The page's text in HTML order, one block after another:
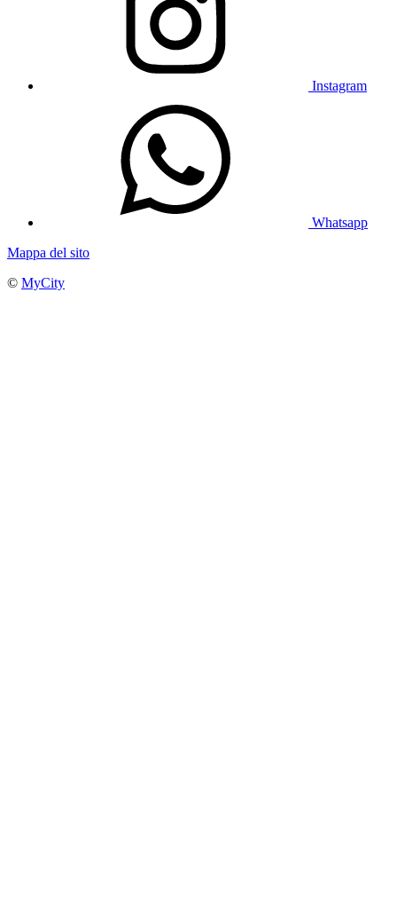
Instagram
Whatsapp
Mappa del sito
© MyCity